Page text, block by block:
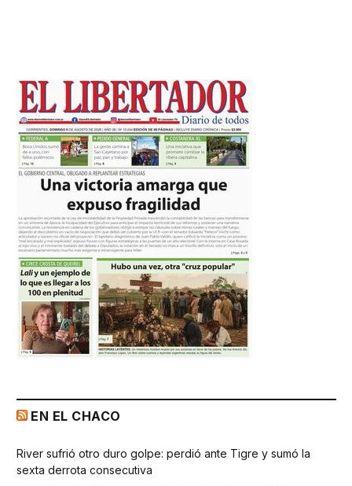
EN EL CHACO
River sufrió otro duro golpe: perdió ante Tigre y sumó la
sexta derrota consecutiva